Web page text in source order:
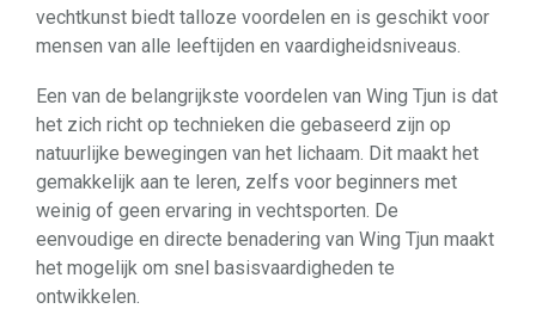
vechtkunst biedt talloze voordelen en is geschikt voor
mensen van alle leeftijden en vaardigheidsniveaus.
Een van de belangrijkste voordelen van Wing Tjun is dat
het zich richt op technieken die gebaseerd zijn op
natuurlijke bewegingen van het lichaam. Dit maakt het
gemakkelijk aan te leren, zelfs voor beginners met
weinig of geen ervaring in vechtsporten. De
eenvoudige en directe benadering van Wing Tjun maakt
het mogelijk om snel basisvaardigheden te
ontwikkelen.